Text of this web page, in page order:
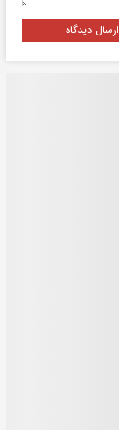
ارسال دیدگاه